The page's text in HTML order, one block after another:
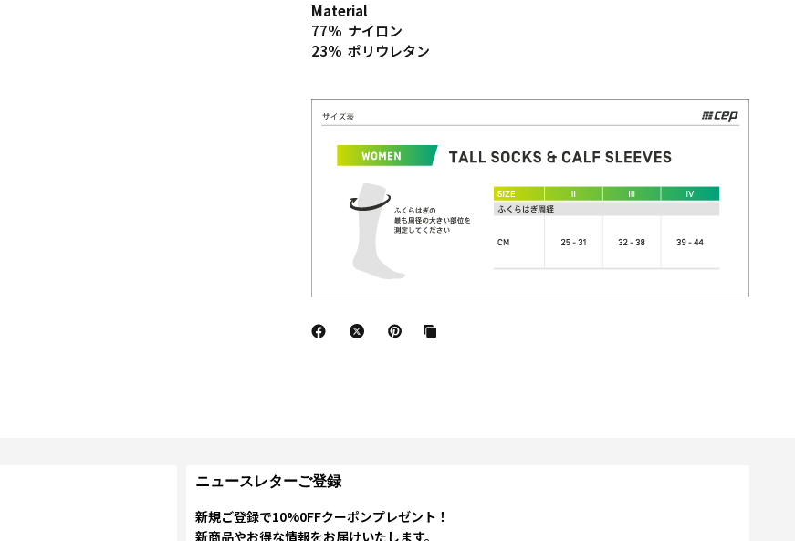
Material
77% ナイロン
23% ポリウレタン
ニュースレターご登録
新規ご登録で10%0FFクーポンプレゼント！
新商品やお得な情報をお届けいたします。